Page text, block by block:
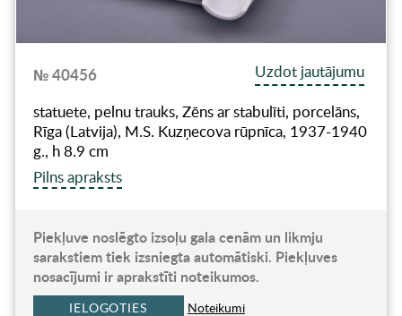
№ 40456
Uzdot jautājumu
statuete, pelnu trauks, Zēns ar stabulīti, porcelāns,
Rīga (Latvija), M.S. Kuzņecova rūpnīca, 1937-1940
g., h 8.9 cm
Pilns apraksts
Piekļuve noslēgto izsoļu gala cenām un likmju
sarakstiem tiek izsniegta automātiski. Piekļuves
nosacījumi ir aprakstīti noteikumos.
IELOGOTIES Noteikumi